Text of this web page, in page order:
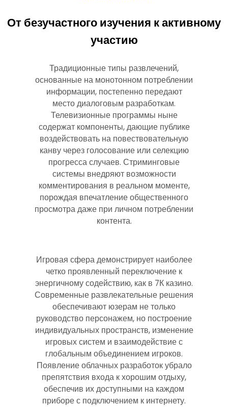
От безучастного изучения к активному
участию
Традиционные типы развлечений,
основанные на монотонном потреблении
информации, постепенно передают
место диалоговым разработкам.
Телевизионные программы ныне
содержат компоненты, дающие публике
воздействовать на повествовательную
канву через голосование или селекцию
прогресса случаев. Стриминговые
системы внедряют возможности
комментирования в реальном моменте,
порождая впечатление общественного
просмотра даже при личном потреблении
контента.
Игровая сфера демонстрирует наиболее
четко проявленный переключение к
энергичному содействию, как в 7К казино.
Современные развлекательные решения
обеспечивают юзерам не только
руководство персонажем, но построение
индивидуальных пространств, изменение
игровых систем и взаимодействие с
глобальным объединением игроков.
Появление облачных разработок убрало
препятствия входа к хорошим отдыху,
обеспечив их доступными на каждом
приборе с подключением к интернету.